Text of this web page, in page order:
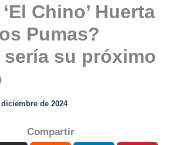
Chino’ Huerta
Pumas?
sería su próximo
diciembre de 2024
Compartir